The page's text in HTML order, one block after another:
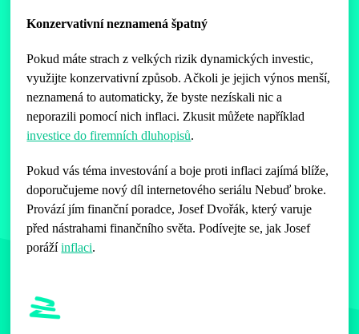
Konzervativní neznamená špatný
Pokud máte strach z velkých rizik dynamických investic,
využijte konzervativní způsob. Ačkoli je jejich výnos menší,
neznamená to automaticky, že byste nezískali nic a
neporazili pomocí nich inflaci. Zkusit můžete například
investice do firemních dluhopisů.
Pokud vás téma investování a boje proti inflaci zajímá blíže,
doporučujeme nový díl internetového seriálu Nebuď broke.
Provází jím finanční poradce, Josef Dvořák, který varuje
před nástrahami finančního světa. Podívejte se, jak Josef
porážíinflaci.